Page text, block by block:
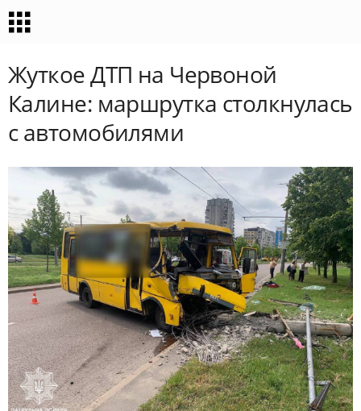
Жуткое ДТП на Червоной
Калине: маршрутка столкнулась
с автомобилями